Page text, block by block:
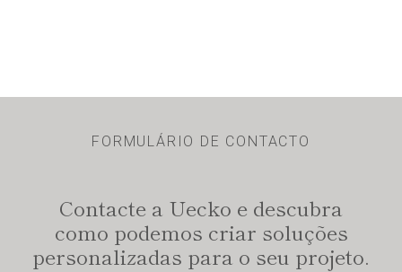
FORMULÁRIO DE CONTACTO
Contacte a Uecko e descubra
como podemos criar soluções
personalizadas para o seu projeto.